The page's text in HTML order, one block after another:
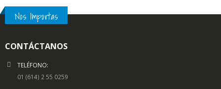
Nos Importas
CONTÁCTANOS
TELÉFONO:
01 (614) 2 55 0259